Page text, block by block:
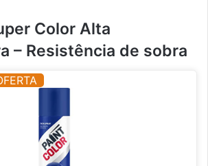
Color Alta
– Resistência de sobra